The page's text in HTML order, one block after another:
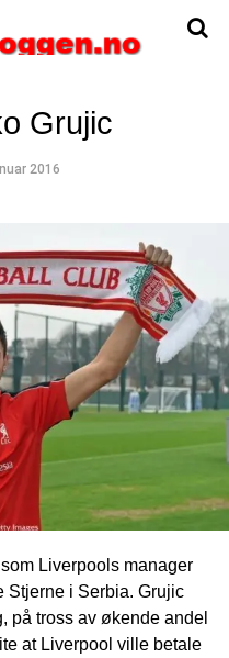
Grujic
2016
Liverpools manager
Stjerne i Serbia. Grujic
på tross av økende andel
at Liverpool ville betale